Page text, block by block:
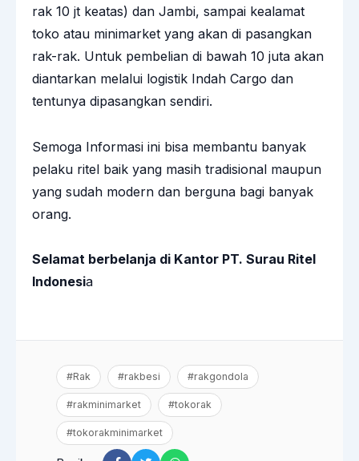
rak 10 jt keatas) dan Jambi, sampai kealamat
toko atau minimarket yang akan di pasangkan
rak-rak. Untuk pembelian di bawah 10 juta akan
diantarkan melalui logistik Indah Cargo dan
tentunya dipasangkan sendiri.
Semoga Informasi ini bisa membantu banyak
pelaku ritel baik yang masih tradisional maupun
yang sudah modern dan berguna bagi banyak
orang.
Selamat berbelanja di Kantor PT. Surau Ritel
Indonesia
#Rak #rakbesi #rakgondola
#rakminimarket #tokorak
#tokorakminimarket